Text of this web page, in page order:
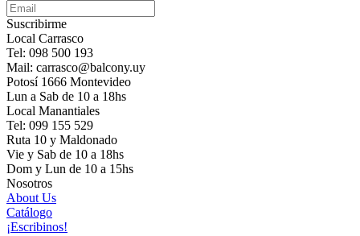
Suscribirme
Local Carrasco
Tel: 098 500 193
Mail: carrasco@balcony.uy
Potosí 1666 Montevideo
Lun a Sab de 10 a 18hs
Local Manantiales
Tel: 099 155 529
Ruta 10 y Maldonado
Vie y Sab de 10 a 18hs
Dom y Lun de 10 a 15hs
Nosotros
About Us
Catálogo
¡Escribinos!